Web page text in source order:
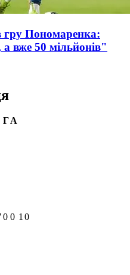
гру Пономаренка:
вже 50 мільйонів"
ГА
ʼ0 0 1 0